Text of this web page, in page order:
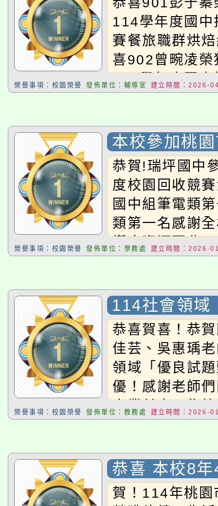
114學年度國中
賽餐旅職群烘
喜902曾畹凌榮
114學年度國中
賽設計職群角
園市114學年度
育競賽商業與
作、恭喜906吳
園市114學年度
育競賽餐服組
榮譽事項：校園榮譽 發佈單位：輔導室 建立時間：2026-
本校參加桃
度校園回收
獲國中組筆
類第一名
恭賀!瑞坪國中
度校園回收競
國中組筆電類
類第一名感謝
響應資源回收!
榮譽事項：校園榮譽 發佈單位：學務處 建立時間：2026-
114社會領域
題甄選」特優
恭喜賀喜！恭
佳芸、吳惠瑀
領域「優良試
優！感謝老師
專業付出，為
榮譽事項：校園榮譽 發佈單位：教務處 建立時間：2026-
恭喜 本校8
承 、 8年6班
賀！114年桃園